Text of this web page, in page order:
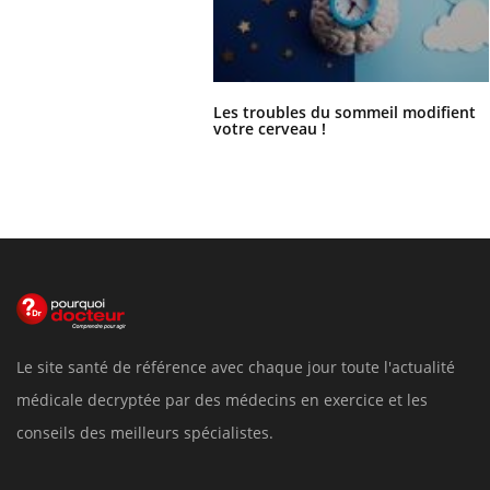
Les troubles du sommeil modifient
votre cerveau !
Le site santé de référence avec chaque jour toute l'actualité
médicale decryptée par des médecins en exercice et les
conseils des meilleurs spécialistes.